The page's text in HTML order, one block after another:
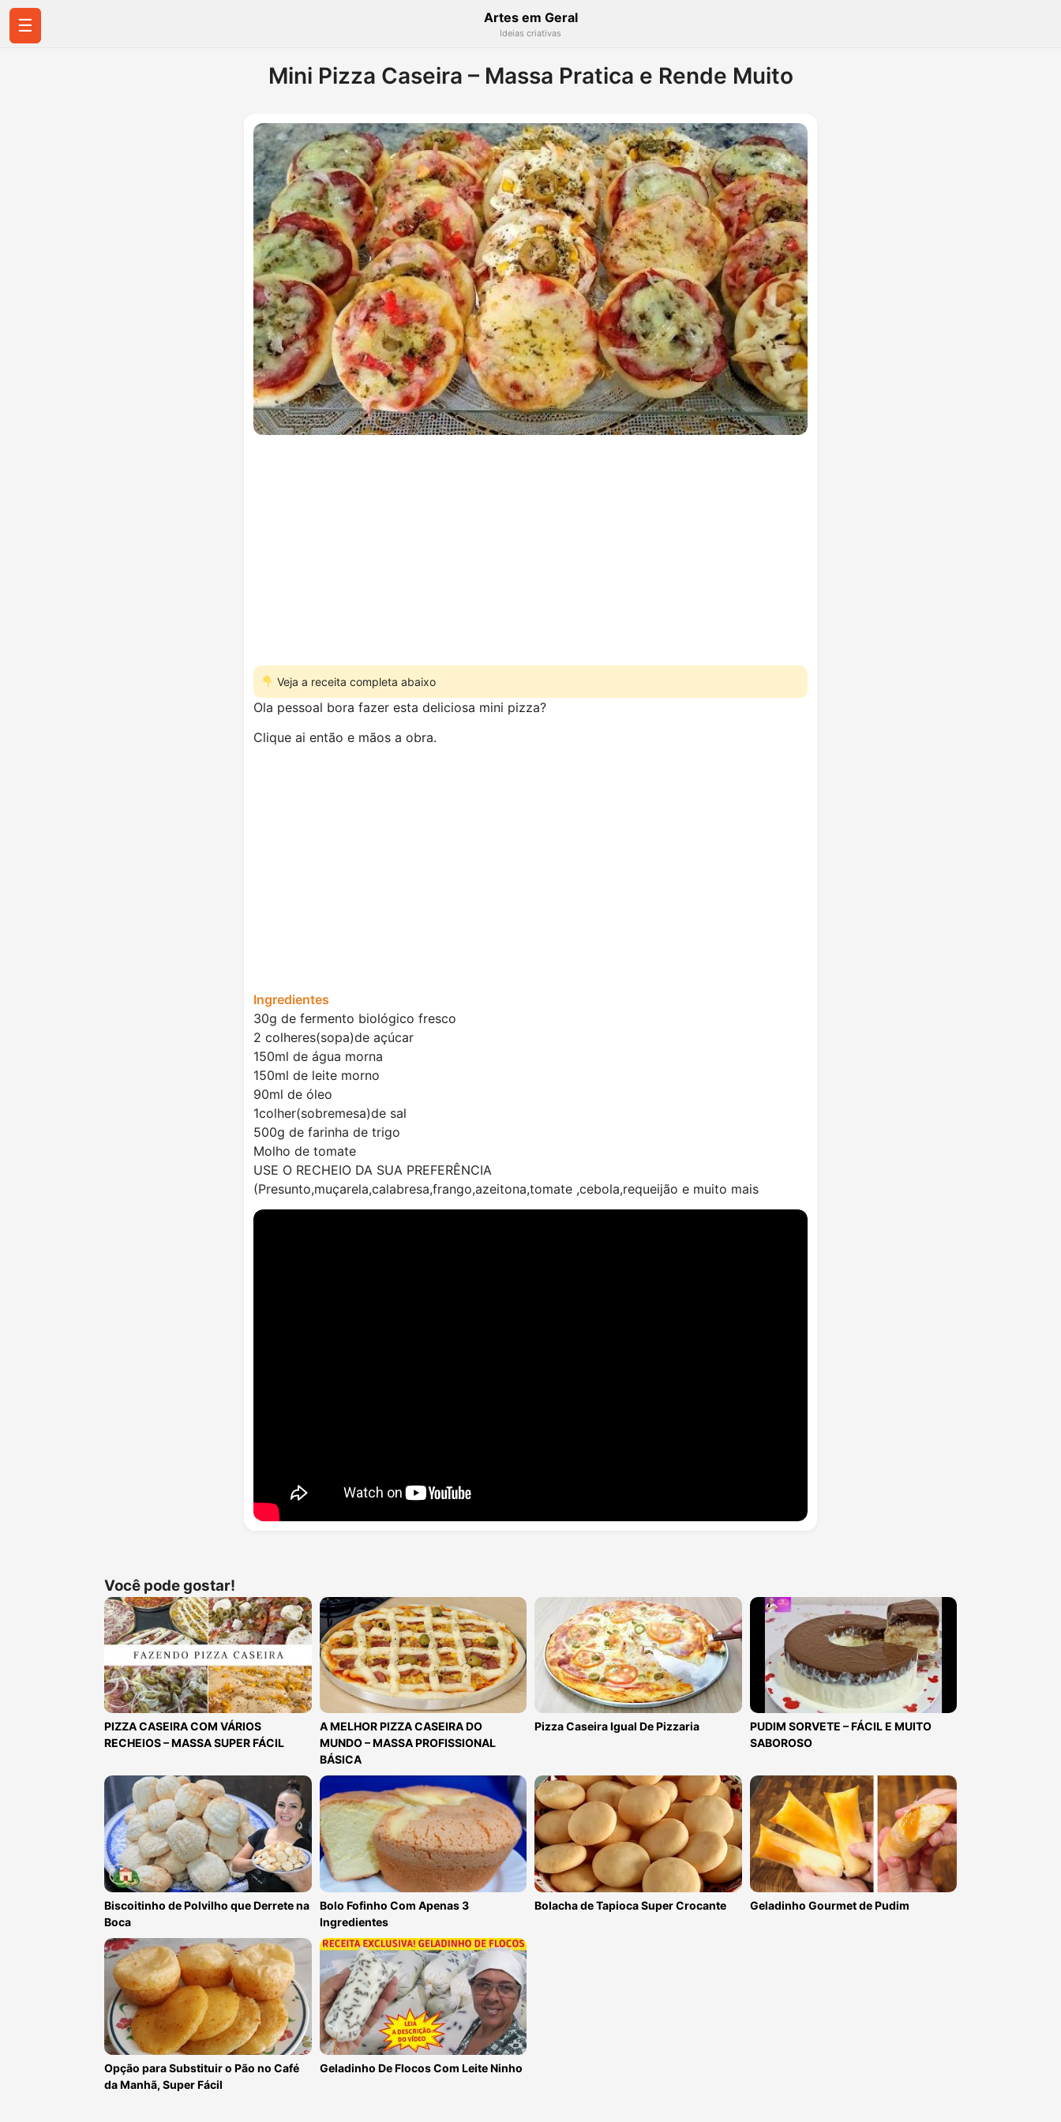
☰ Artes em Geral
Ideias criativas
Mini Pizza Caseira – Massa Pratica e Rende Muito
Veja a receita completa abaixo
Ola pessoal bora fazer esta deliciosa mini pizza?
Clique ai então e mãos a obra.
Ingredientes
30g de fermento biológico fresco
2 colheres(sopa)de açúcar
150ml de água morna
150ml de leite morno
90ml de óleo
1colher(sobremesa)de sal
500g de farinha de trigo
Molho de tomate
USE O RECHEIO DA SUA PREFERÊNCIA
(Presunto,muçarela,calabresa,frango,azeitona,tomate ,cebola,requeijão e muito mais
Você pode gostar!
PIZZA CASEIRA COM VÁRIOS
RECHEIOS – MASSA SUPER FÁCIL
A MELHOR PIZZA CASEIRA DO
MUNDO – MASSA PROFISSIONAL
BÁSICA
Pizza Caseira Igual De Pizzaria
PUDIM SORVETE – FÁCIL E MUITO
SABOROSO
Biscoitinho de Polvilho que Derrete na
Boca
Bolo Fofinho Com Apenas 3
Ingredientes
Bolacha de Tapioca Super Crocante Geladinho Gourmet de Pudim
Opção para Substituir o Pão no Café
da Manhã, Super Fácil
Geladinho De Flocos Com Leite Ninho